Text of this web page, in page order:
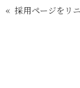
« 採用ページをリ